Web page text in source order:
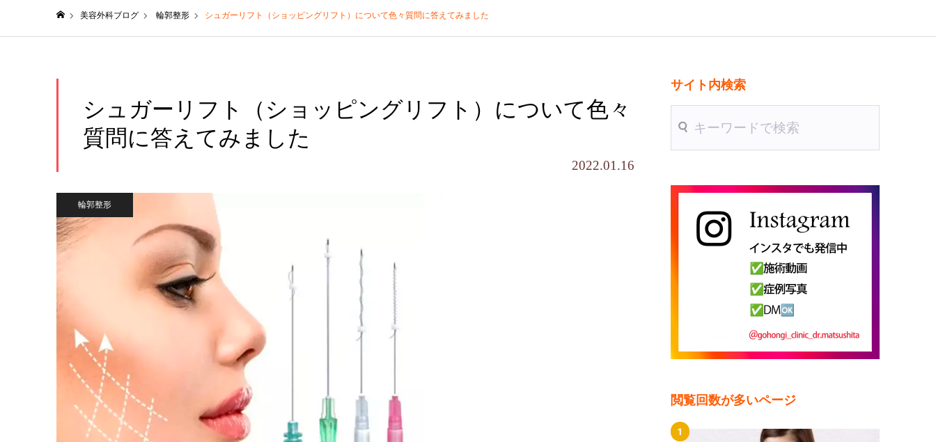
美容外科ブログ 輪郭整形 シュガーリフト（ショッピングリフト）について色々質問に答えてみました
シュガーリフト（ショッピングリフト）について色々
質問に答えてみました
2022.01.16
輪郭整形
サイト内検索
送信
閲覧回数が多いページ